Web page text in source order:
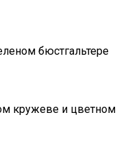
бюстгальтере
кружеве и цветном